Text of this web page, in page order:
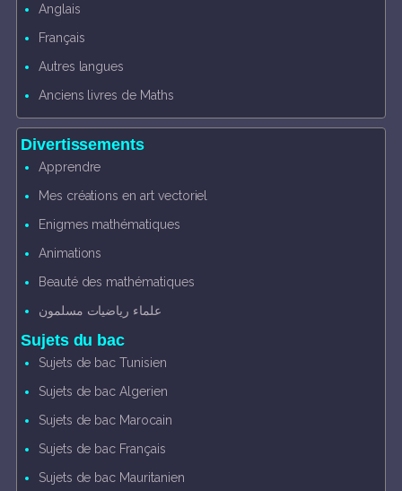
Anglais
Français
Autres langues
Anciens livres de Maths
Divertissements
Apprendre
Mes créations en art vectoriel
Enigmes mathématiques
Animations
Beauté des mathématiques
علماء رياضيات مسلمون
Sujets du bac
Sujets de bac Tunisien
Sujets de bac Algerien
Sujets de bac Marocain
Sujets de bac Français
Sujets de bac Mauritanien